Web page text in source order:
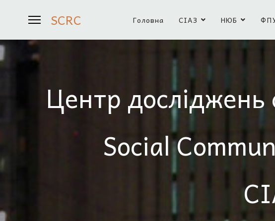
SCRC Головна СІАЗ НЮБ
Центр досліджень
Social